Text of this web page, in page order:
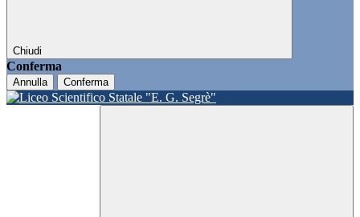
Chiudi
Conferma
Annulla Conferma